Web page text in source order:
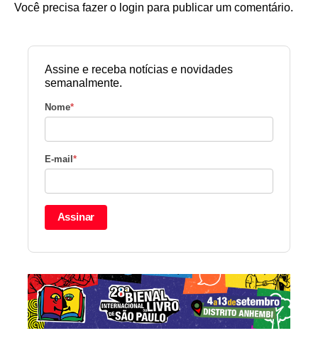
Você precisa fazer o login para publicar um comentário.
Assine e receba notícias e novidades
semanalmente.
Nome*
E-mail *
Assinar